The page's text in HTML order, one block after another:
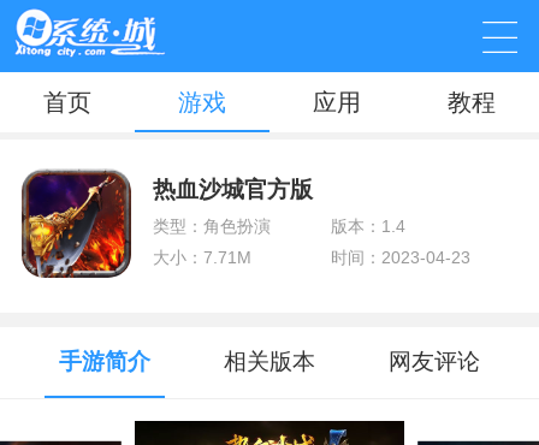
首页 游戏 应用 教程
热血沙城官方版
类型：角色扮演
版本：1.4
大小：7.71M
时间：2023-04-23
手游简介 相关版本 网友评论